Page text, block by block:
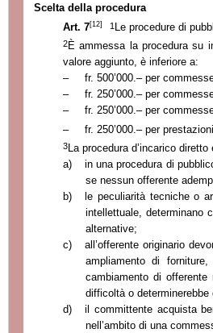
Scelta della procedura
Art. 7[12] 1 Le procedure di
2È ammessa la procedura su
valore aggiunto, è inferiore a:
–
fr. 500’000.–per
–
fr. 250’000.–per
–
fr. 250’000.–per
–
fr. 250’000.–per
3La procedura d’incarico
a)
in una procedura di
se nessun offerente
b)
le peculiarità tecniche o
intellettuale, determinano
alternative;
c)
all’offerente originario
ampliamento di
cambiamento di
difficoltà o
d)
il committente acquista
nell’ambito di una